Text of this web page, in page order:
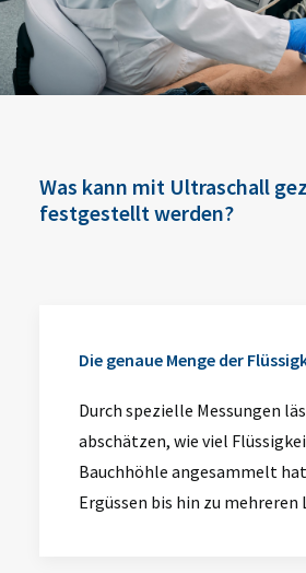
Was kann mit Ultraschall
festgestellt werden?
Die genaue Menge der
Durch spezielle Messungen
abschätzen, wie viel
Bauchhöhle angesammelt
Ergüssen bis hin zu mehreren